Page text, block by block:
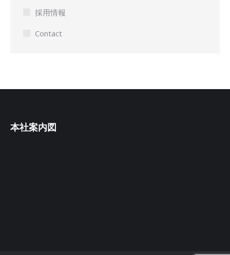
採用情報
Contact
本社案内図